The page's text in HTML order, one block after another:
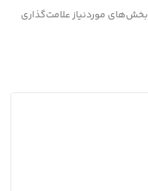
بخش‌های موردنیاز علامت‌گذاری